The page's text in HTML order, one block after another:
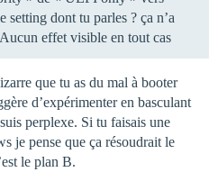
setting dont tu parles ? ça n’a
effet visible en tout cas
que tu as du mal à booter
d’expérimenter en basculant
perplexe. Si tu faisais une
je pense que ça résoudrait le
le plan B.